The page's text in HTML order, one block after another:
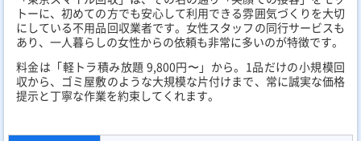
トーに、初めての方でも安心して利用できる雰囲気づくりを大切
にしている不用品回収業者です。女性スタッフの同行サービスも
あり、一人暮らしの女性からの依頼も非常に多いのが特徴です。
料金は「軽トラ積み放題 9,800円〜」から。1品だけの小規模回
収から、ゴミ屋敷のような大規模な片付けまで、常に誠実な価格
提示と丁寧な作業を約束してくれます。